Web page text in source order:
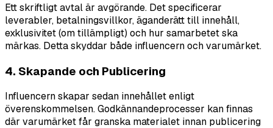
Ett skriftligt avtal är avgörande. Det specificerar
leverabler, betalningsvillkor, äganderätt till innehåll,
exklusivitet (om tillämpligt) och hur samarbetet ska
märkas. Detta skyddar både influencern och varumärket.
4. Skapande och Publicering
Influencern skapar sedan innehållet enligt
överenskommelsen. Godkännandeprocesser kan finnas
där varumärket får granska materialet innan publicering